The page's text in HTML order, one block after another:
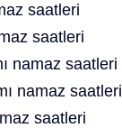
saatleri
saatleri
namaz saatleri
namaz saatleri
saatleri